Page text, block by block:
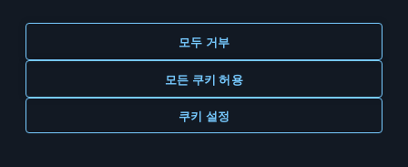
모두 거부
모든 쿠키 허용
쿠키 설정
MODERN WARSHIPS
MWT: TANK BATTLES 크리에이터 크루